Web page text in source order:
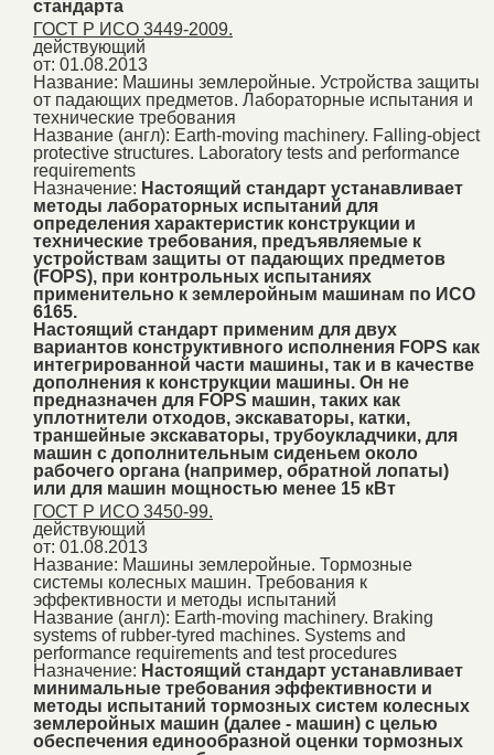
стандарта
ГОСТ Р ИСО 3449-2009.
действующий
от: 01.08.2013
Название: Машины землеройные. Устройства защиты
от падающих предметов. Лабораторные испытания и
технические требования
Название (англ): Earth-moving machinery. Falling-object
protective structures. Laboratory tests and performance
requirements
Назначение: Настоящий стандарт устанавливает
методы лабораторных испытаний для
определения характеристик конструкции и
технические требования, предъявляемые к
устройствам защиты от падающих предметов
(FOPS), при контрольных испытаниях
применительно к землеройным машинам по ИСО
6165.
Настоящий стандарт применим для двух
вариантов конструктивного исполнения FOPS как
интегрированной части машины, так и в качестве
дополнения к конструкции машины. Он не
предназначен для FOPS машин, таких как
уплотнители отходов, экскаваторы, катки,
траншейные экскаваторы, трубоукладчики, для
машин с дополнительным сиденьем около
рабочего органа (например, обратной лопаты)
или для машин мощностью менее 15 кВт
ГОСТ Р ИСО 3450-99.
действующий
от: 01.08.2013
Название: Машины землеройные. Тормозные
системы колесных машин. Требования к
эффективности и методы испытаний
Название (англ): Earth-moving machinery. Braking
systems of rubber-tyred machines. Systems and
performance requirements and test procedures
Назначение: Настоящий стандарт устанавливает
минимальные требования эффективности и
методы испытаний тормозных систем колесных
землеройных машин (далее - машин) с целью
обеспечения единообразной оценки тормозных